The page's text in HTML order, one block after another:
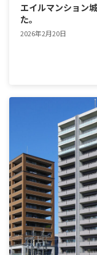
エイルマンション
た。
2026年2月20日